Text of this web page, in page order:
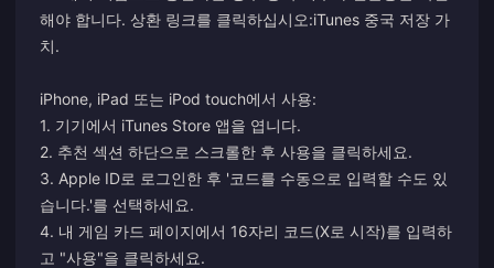
해야 합니다. 상환 링크를 클릭하십시오:iTunes 중국 저장 가
치.
iPhone, iPad 또는 iPod touch에서 사용:
1. 기기에서 iTunes Store 앱을 엽니다.
2. 추천 섹션 하단으로 스크롤한 후 사용을 클릭하세요.
3. Apple ID로 로그인한 후 '코드를 수동으로 입력할 수도 있
습니다.'를 선택하세요.
4. 내 게임 카드 페이지에서 16자리 코드(X로 시작)를 입력하
고 "사용"을 클릭하세요.